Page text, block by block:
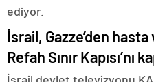
ediyor.
İsrail, Gazze’den hasta
Refah Sınır Kapısı’nı
İsrail devlet televizyonu